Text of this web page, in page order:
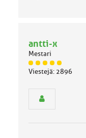
antti-x
Mestari
J
ä
Viestejä: 2896